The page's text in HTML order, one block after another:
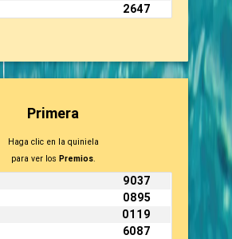
2647
Primera
Haga clic en la quiniela
para ver los Premios.
9037
0895
0119
6087